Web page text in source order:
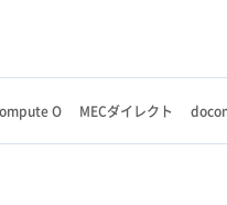
O MECダイレクト